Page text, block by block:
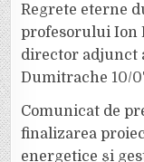
Regrete eterne
profesorului Ion
director adjunct
Dumitrache 10/
Comunicat de
finalizarea
energetice și